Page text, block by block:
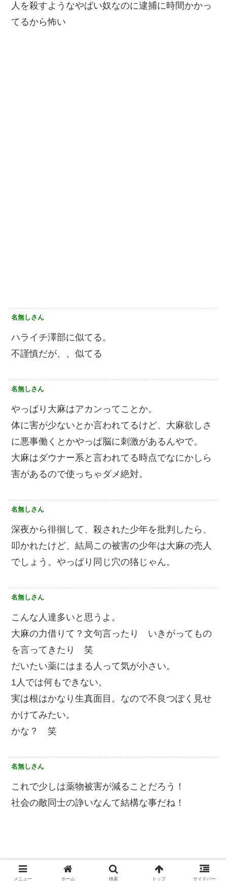
人を殺すようなやばい奴なのに逮捕に時間かかっ
てるから怖い
名無しさん
ハライチ澤部に似てる。
不謹慎だが、、似てる
名無しさん
やっぱり大麻はアカンってことか。
体に害が少ないとか言われてるけど、大麻欲しさ
に悪事働くとかやっぱ脳に刺激があるんやで。
大麻はダウナー系と言われてる時点でなにかしら
害があるので使っちゃダメ絶対。
名無しさん
深夜から徘徊して、殺された少年を批判したら、
叩かれたけど、結局この被害の少年は大麻の売人
でしょう。やっぱり同じ穴の狢じゃん。
名無しさん
こんな人達多いと思うよ。
大麻の力借りて？文句言ったり いきがってもの
を言ってきたり 笑
だいたい薬にはまる人って気が小さい。
1人では何もできない。
実は根はかなり生真面目。なので不良つぽく見せ
かけてみたい。
かな？ 笑
名無しさん
これで少しは薬物被害が減ることだろう！
社会の敵同士の諍いなんて結構な事だね！
メニュー ホーム 検索 トップ サイドバー